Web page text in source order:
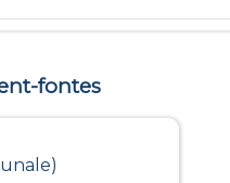
fontes